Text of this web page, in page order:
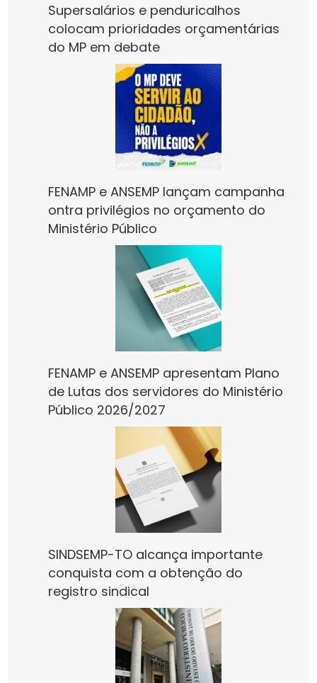
Supersalários e penduricalhos
colocam prioridades orçamentárias
do MP em debate
FENAMP e ANSEMP lançam campanha
ontra privilégios no orçamento do
Ministério Público
FENAMP e ANSEMP apresentam Plano
de Lutas dos servidores do Ministério
Público 2026/2027
SINDSEMP-TO alcança importante
conquista com a obtenção do
registro sindical